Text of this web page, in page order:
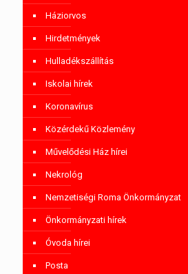
Háziorvos
Hirdetmények
Hulladékszállítás
Iskolai hírek
Koronavírus
Közérdekű Közlemény
Művelődési Ház hírei
Nekrológ
Nemzetiségi Roma Önkormányzat
Önkormányzati hírek
Óvoda hírei
Posta